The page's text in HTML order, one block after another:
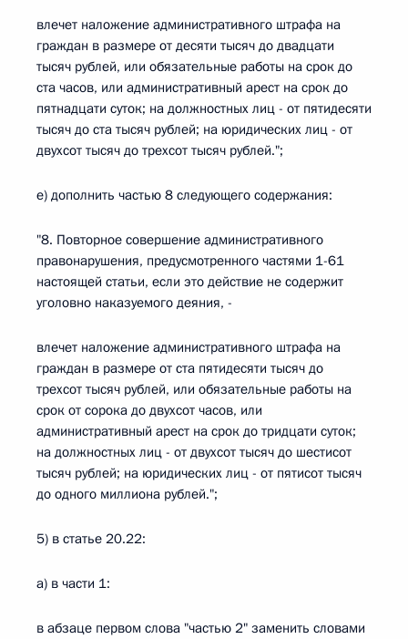
влечет наложение административного штрафа на
граждан в размере от десяти тысяч до двадцати
тысяч рублей, или обязательные работы на срок до
ста часов, или административный арест на срок до
пятнадцати суток; на должностных лиц - от пятидесяти
тысяч до ста тысяч рублей; на юридических лиц - от
двухсот тысяч до трехсот тысяч рублей.";
е) дополнить частью 8 следующего содержания:
"8. Повторное совершение административного
правонарушения, предусмотренного частями 1-61
настоящей статьи, если это действие не содержит
уголовно наказуемого деяния, -
влечет наложение административного штрафа на
граждан в размере от ста пятидесяти тысяч до
трехсот тысяч рублей, или обязательные работы на
срок от сорока до двухсот часов, или
административный арест на срок до тридцати суток;
на должностных лиц - от двухсот тысяч до шестисот
тысяч рублей; на юридических лиц - от пятисот тысяч
до одного миллиона рублей.";
5) в статье 20.22:
а) в части 1:
в абзаце первом слова "частью 2" заменить словами